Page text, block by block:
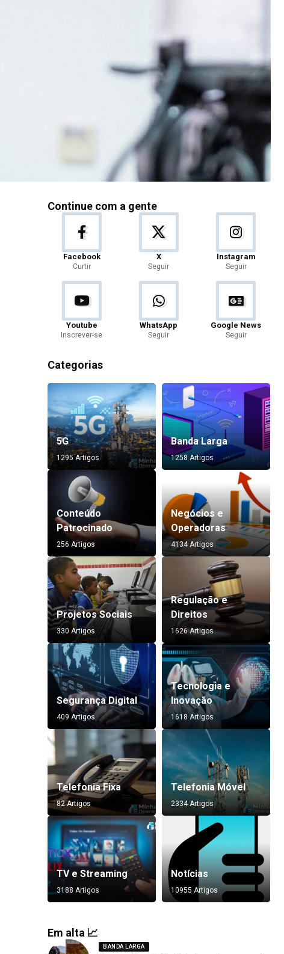
Continue com a gente
Facebook
Curtir
X
Seguir
Instagram
Seguir
Youtube
Inscrever-se
WhatsApp
Seguir
Google News
Seguir
Categorias
5G
1295 Artigos
Banda Larga
1258 Artigos
Conteúdo
Patrocinado
256 Artigos
Negócios e
Operadoras
4134 Artigos
Projetos Sociais
330 Artigos
Regulação e
Direitos
1626 Artigos
Segurança Digital
409 Artigos
Tecnologia e
Inovação
1618 Artigos
Telefonia Fixa
82 Artigos
Telefonia Móvel
2334 Artigos
TV e Streaming
3188 Artigos
Notícias
10955 Artigos
Em alta 📈
BANDA LARGA